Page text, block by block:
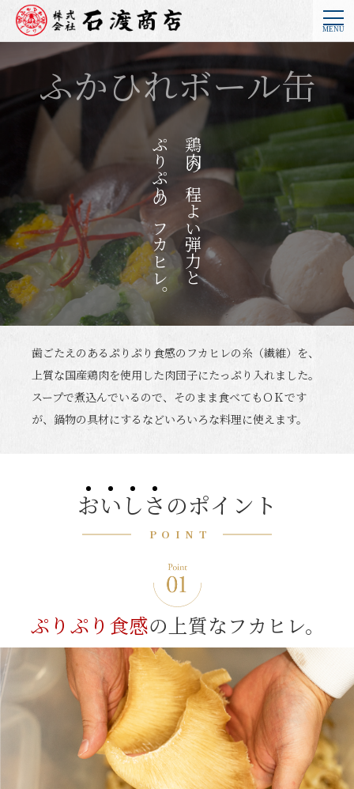
ふかひれボール缶
鶏肉の程よい弾力と
ぷりぷりのフカヒレ。
歯ごたえのあるぷりぷり食感のフカヒレの糸（繊維）を、
上質な国産鶏肉を使用した肉団子にたっぷり入れました。
スープで煮込んでいるので、そのまま食べてもＯＫです
が、鍋物の具材にするなどいろいろな料理に使えます。
おい しさ のポイント
POINT
ぷりぷり食感の 上質なフカヒレ。